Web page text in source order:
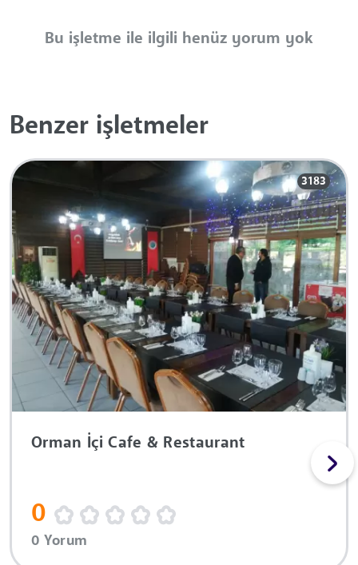
Bu işletme ile ilgili henüz yorum yok
Benzer işletmeler
3183
Orman İçi Cafe & Restaurant
0
0 Yorum